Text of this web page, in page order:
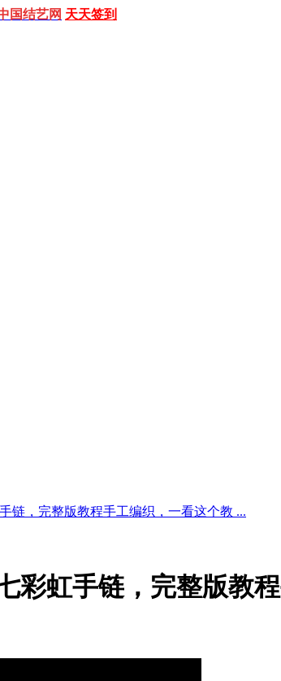
国结艺网 天天签到
链，完整版教程手工编织，一看这个教 ...
彩虹手链，完整版教